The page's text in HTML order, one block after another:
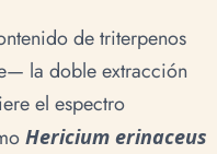
de triterpenos
la doble extracción
el espectro
Hericium erinaceus